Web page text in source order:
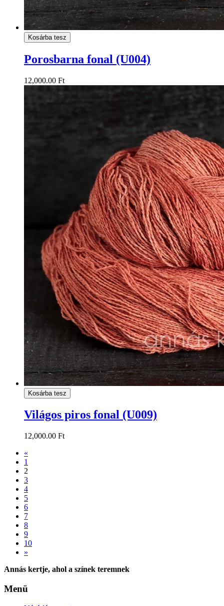
Kosárba tesz
Porosbarna fonal (U004)
12,000.00 Ft
Kosárba tesz
Világos piros fonal (U009)
12,000.00 Ft
«
1
2
3
4
5
6
7
8
9
10
»
Annás kertje, ahol a színek teremnek
Menü